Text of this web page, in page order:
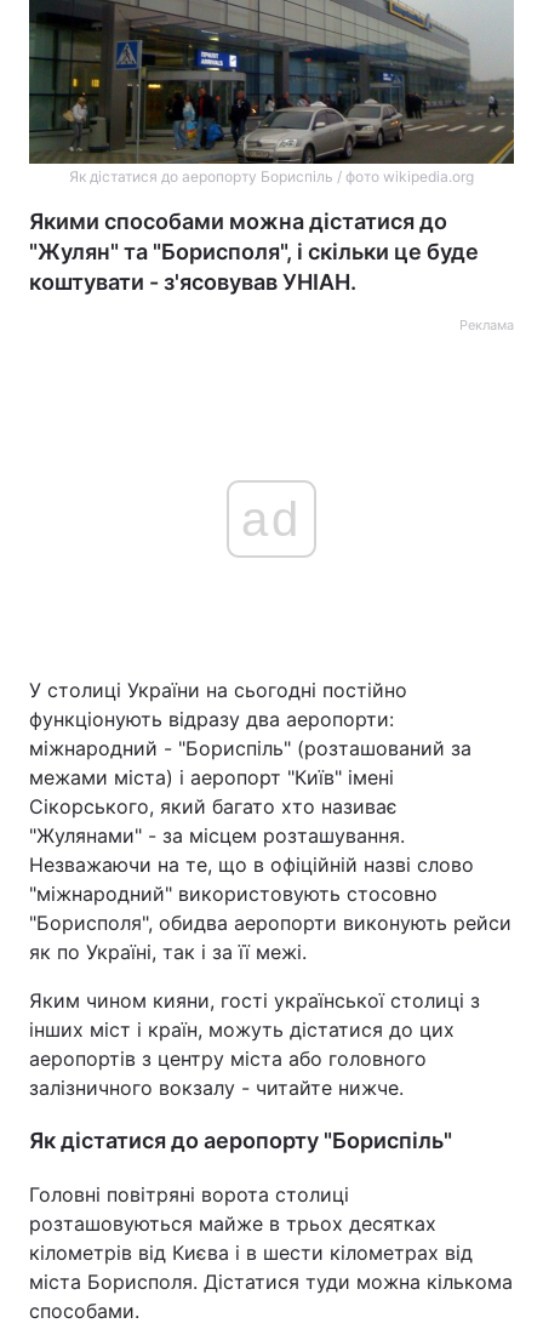
Як дістатися до аеропорту Бориспіль / фото wikipedia.org
Якими способами можна дістатися до
"Жулян" та "Борисполя", і скільки це буде
коштувати - з'ясовував УНІАН.
Реклама
ad
У столиці України на сьогодні постійно
функціонують відразу два аеропорти:
міжнародний - "Бориспіль" (розташований за
межами міста) і аеропорт "Київ" імені
Сікорського, який багато хто називає
"Жулянами" - за місцем розташування.
Незважаючи на те, що в офіційній назві слово
"міжнародний" використовують стосовно
"Борисполя", обидва аеропорти виконують рейси
як по Україні, так і за її межі.
Яким чином кияни, гості української столиці з
інших міст і країн, можуть дістатися до цих
аеропортів з центру міста або головного
залізничного вокзалу - читайте нижче.
Як дістатися до аеропорту "Бориспіль"
Головні повітряні ворота столиці
розташовуються майже в трьох десятках
кілометрів від Києва і в шести кілометрах від
міста Борисполя. Дістатися туди можна кількома
способами.